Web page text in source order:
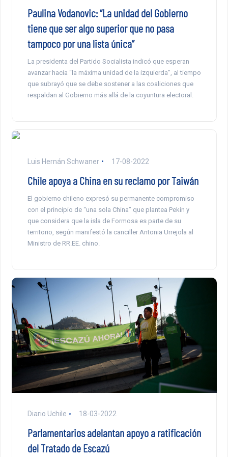
Paulina Vodanovic: “La unidad del Gobierno
tiene que ser algo superior que no pasa
tampoco por una lista única”
La presidenta del Partido Socialista indicó que esperan
avanzar hacia “la máxima unidad de la izquierda”, al tiempo
que subrayó que se debe sostener a las coaliciones que
respaldan al Gobierno más allá de la coyuntura electoral.
Luis Hernán Schwaner 17-08-2022
Chile apoya a China en su reclamo por Taiwán
El gobierno chileno expresó su permanente compromiso
con el principio de “una sola China” que plantea Pekín y
que considera que la isla de Formosa es parte de su
territorio, según manifestó la canciller Antonia Urrejola al
Ministro de RR.EE. chino.
Diario Uchile 18-03-2022
Parlamentarios adelantan apoyo a ratificación
del Tratado de Escazú